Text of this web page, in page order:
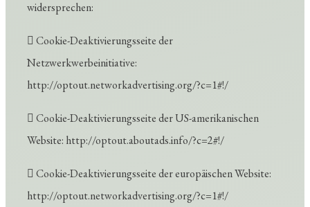
widersprechen:
 Cookie-Deaktivierungsseite der
Netzwerkwerbeinitiative:
http://optout.networkadvertising.org/?c=1#!/
 Cookie-Deaktivierungsseite der US-amerikanischen
Website: http://optout.aboutads.info/?c=2#!/
 Cookie-Deaktivierungsseite der europäischen Website:
http://optout.networkadvertising.org/?c=1#!/